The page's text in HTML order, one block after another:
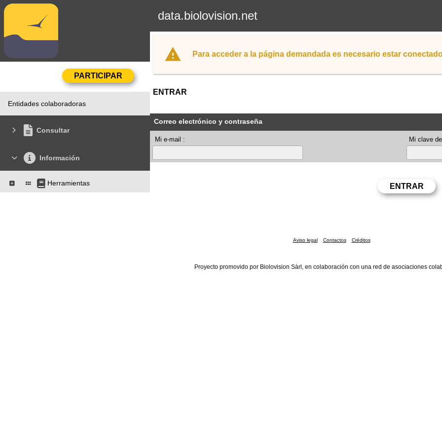
data.biolovision.net
Entidades colaboradoras
Consultar
Información
Herramientas
Para acceder a la página demandada es necesario estar
ENTRAR
Correo electrónico y contraseña
Mi e-mail : Mi clave
Aviso legal Contactos Créditos
Proyecto promovido por Biolovision Sàrl, en colaboración con una red de asociaciones